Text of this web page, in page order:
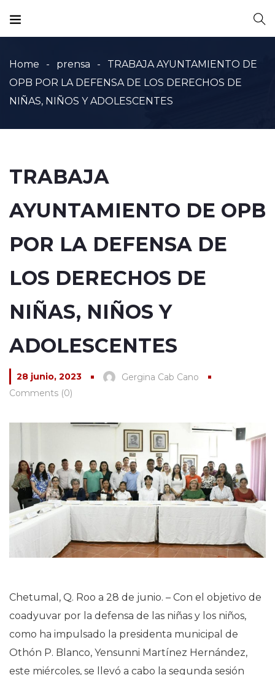
Home prensa
TRABAJA AYUNTAMIENTO DE
OPB POR LA DEFENSA DE LOS DERECHOS DE
NIÑAS, NIÑOS Y ADOLESCENTES
TRABAJA
AYUNTAMIENTO DE OPB
POR LA DEFENSA DE
LOS DERECHOS DE
NIÑAS, NIÑOS Y
ADOLESCENTES
28 junio, 2023
Gergina Cab Cano
Comments (0)
Chetumal, Q. Roo a 28 de junio. – Con el objetivo de
coadyuvar por la defensa de las niñas y los niños,
como ha impulsado la presidenta municipal de
Othón P. Blanco, Yensunni Martínez Hernández,
este miércoles, se llevó a cabo la segunda sesión